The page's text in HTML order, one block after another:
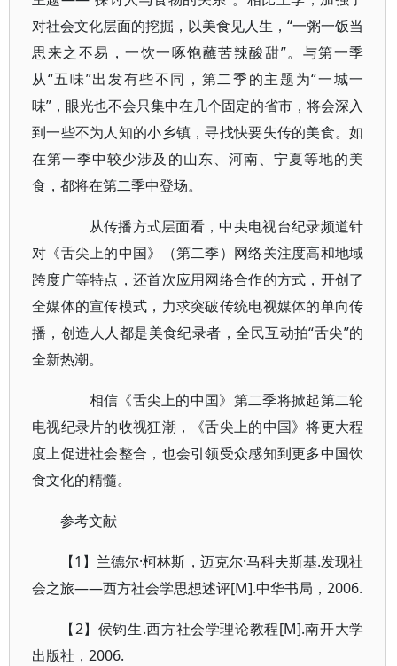
对社会文化层面的挖掘，以美食见人生，“一粥一饭当
思来之不易，一饮一啄饱蘸苦辣酸甜”。与第一季
从“五味”出发有些不同，第二季的主题为“一城一
味”，眼光也不会只集中在几个固定的省市，将会深入
到一些不为人知的小乡镇，寻找快要失传的美食。如
在第一季中较少涉及的山东、河南、宁夏等地的美
食，都将在第二季中登场。
从传播方式层面看，中央电视台纪录频道针
对《舌尖上的中国》（第二季）网络关注度高和地域
跨度广等特点，还首次应用网络合作的方式，开创了
全媒体的宣传模式，力求突破传统电视媒体的单向传
播，创造人人都是美食纪录者，全民互动拍“舌尖”的
全新热潮。
相信《舌尖上的中国》第二季将掀起第二轮
电视纪录片的收视狂潮，《舌尖上的中国》将更大程
度上促进社会整合，也会引领受众感知到更多中国饮
食文化的精髓。
参考文献
【1】兰德尔·柯林斯，迈克尔·马科夫斯基.发现社
会之旅——西方社会学思想述评[M].中华书局，2006.
【2】侯钧生.西方社会学理论教程[M].南开大学
出版社，2006.